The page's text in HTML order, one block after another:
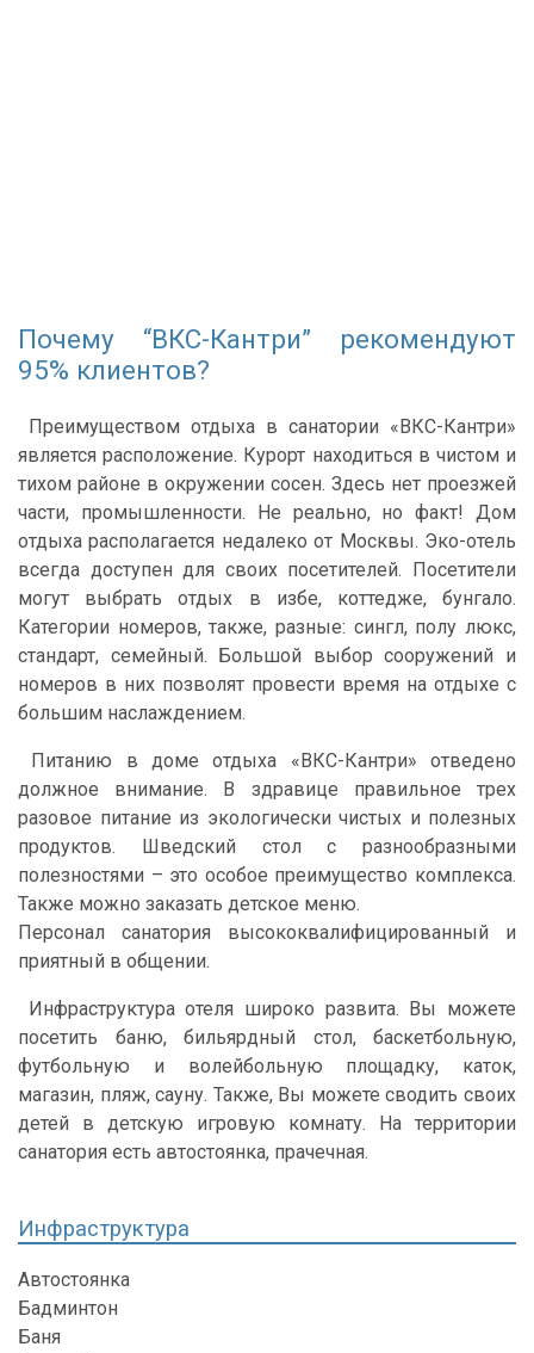
Почему “ВКС-Кантри” рекомендуют
95% клиентов?
Преимуществом отдыха в санатории «ВКС-Кантри»
является расположение. Курорт находиться в чистом и
тихом районе в окружении сосен. Здесь нет проезжей
части, промышленности. Не реально, но факт! Дом
отдыха располагается недалеко от Москвы. Эко-отель
всегда доступен для своих посетителей. Посетители
могут выбрать отдых в избе, коттедже, бунгало.
Категории номеров, также, разные: сингл, полу люкс,
стандарт, семейный. Большой выбор сооружений и
номеров в них позволят провести время на отдыхе с
большим наслаждением.
Питанию в доме отдыха «ВКС-Кантри» отведено
должное внимание. В здравице правильное трех
разовое питание из экологически чистых и полезных
продуктов. Шведский стол с разнообразными
полезностями – это особое преимущество комплекса.
Также можно заказать детское меню.
Персонал санатория высококвалифицированный и
приятный в общении.
Инфраструктура отеля широко развита. Вы можете
посетить баню, бильярдный стол, баскетбольную,
футбольную и волейбольную площадку, каток,
магазин, пляж, сауну. Также, Вы можете сводить своих
детей в детскую игровую комнату. На территории
санатория есть автостоянка, прачечная.
Инфраструктура
Автостоянка
Бадминтон
Баня